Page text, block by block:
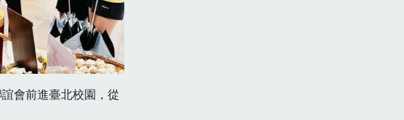
會前進臺北校園，從